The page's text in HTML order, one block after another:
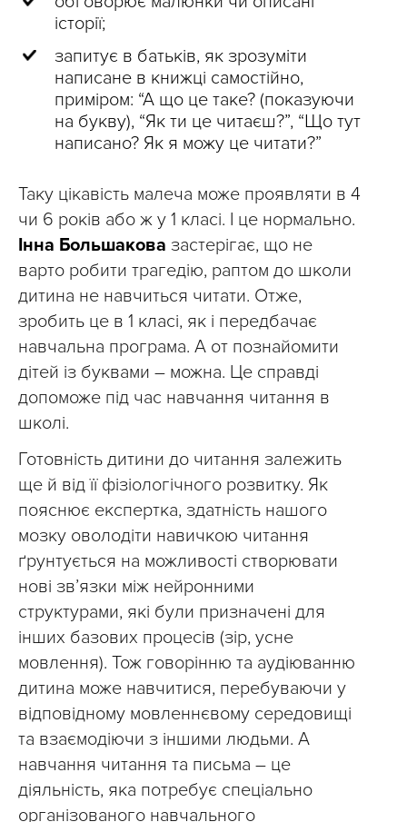
історії;
запитує в батьків, як зрозуміти
написане в книжці самостійно,
приміром: “А що це таке? (показуючи
на букву), “Як ти це читаєш?”, “Що тут
написано? Як я можу це читати?”
Таку цікавість малеча може проявляти в 4
чи 6 років або ж у 1 класі. І це нормально.
Інна Большакова застерігає, що не
варто робити трагедію, раптом до школи
дитина не навчиться читати. Отже,
зробить це в 1 класі, як і передбачає
навчальна програма. А от познайомити
дітей із буквами – можна. Це справді
допоможе під час навчання читання в
школі.
Готовність дитини до читання залежить
ще й від її фізіологічного розвитку. Як
пояснює експертка, здатність нашого
мозку оволодіти навичкою читання
ґрунтується на можливості створювати
нові зв’язки між нейронними
структурами, які були призначені для
інших базових процесів (зір, усне
мовлення). Тож говорінню та аудіюванню
дитина може навчитися, перебуваючи у
відповідному мовленнєвому середовищі
та взаємодіючи з іншими людьми. А
навчання читання та письма – це
діяльність, яка потребує спеціально
організованого навчального